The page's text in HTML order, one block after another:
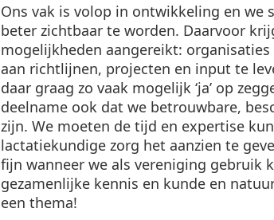
Ons vak is volop in ontwikkeling en we
beter zichtbaar te worden. Daarvoor
mogelijkheden aangereikt:
aan richtlijnen, projecten en input te
daar graag zo vaak mogelijk ‘ja’ op
deelname ook dat we betrouwbare,
zijn. We moeten de tijd en expertise
lactatiekundige zorg het aanzien te
fijn wanneer we als vereniging gebruik
gezamenlijke kennis en kunde en
een thema!